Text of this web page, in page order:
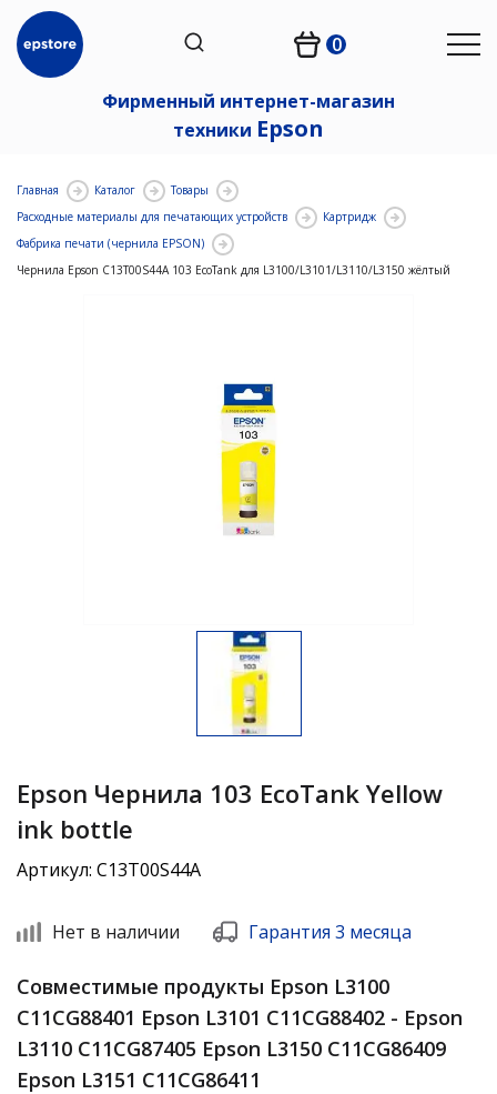
0
Фирменный интернет-магазин
техники Epson
Главная Каталог
Товары
Расходные материалы для печатающих устройств
Картридж
Фабрика печати (чернила EPSON)
Чернила Epson C13T00S44A 103 EcoTank для L3100/L3101/L3110/L3150 жёлтый
Epson Чернила 103 EcoTank Yellow
ink bottle
Артикул: C13T00S44A
Нет в наличии Гарантия 3 месяца
Совместимые продукты Epson L3100
C11CG88401 Epson L3101 C11CG88402 - Epson
L3110 C11CG87405 Epson L3150 C11CG86409
Epson L3151 C11CG86411